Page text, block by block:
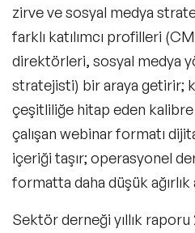
zirve ve sosyal medya
farklı katılımcı profilleri
direktörleri, sosyal medya
stratejisti) bir araya getirir;
çeşitliliğe hitap eden
çalışan webinar formatı
içeriği taşır; operasyonel
formatta daha düşük ağırlık
Sektör derneği yıllık